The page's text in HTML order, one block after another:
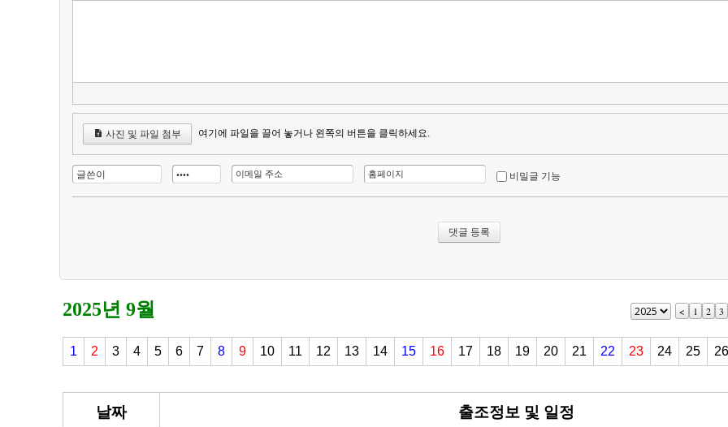
사진 및 파일 첨부 여기에 파일을 끌어 놓거나 왼쪽의 버튼을 클릭하세요.
비밀글 기능
2025년 9월 < 1 2 3
1 2 3 4 5 6 7 8 9 10 11 12 13 14 15 16 17 18 19 20 21 22 23 24 25 26
날짜 출조정보 및 일정